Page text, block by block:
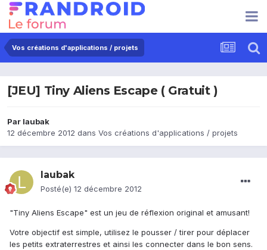
Vos créations d'applications / projets
[JEU] Tiny Aliens Escape ( Gratuit )
Par laubak
12 décembre 2012 dans Vos créations d'applications / projets
laubak
Posté(e) 12 décembre 2012
"Tiny Aliens Escape" est un jeu de réflexion original et amusant!
Votre objectif est simple, utilisez le pousser / tirer pour déplacer
les petits extraterrestres et ainsi les connecter dans le bon sens.